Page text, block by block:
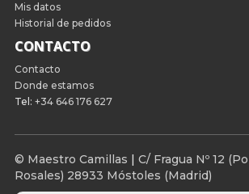
Mis datos
Historial de pedidos
CONTACTO
Contacto
Donde estamos
Tel: +34 646 176 627
© Maestro Camillas | C/ Fragua Nº 12
Rosales) 28933 Móstoles (Madrid)